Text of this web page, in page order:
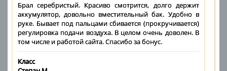
Брал серебристый. Красиво смотрится, долго держит
аккумулятор, довольно вместительный бак. Удобно в
руке. Бывает под пальцами сбивается (прокручивается)
регулировка подачи воздуха. В целом очень доволен. В
том числе и работой сайта. Спасибо за бонус.
Класс